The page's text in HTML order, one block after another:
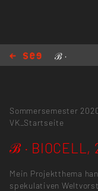
ℬ ·
Sommersemester
VK_Startseite
ℬ · BIOCELL,
Mein Projektthema
spekulativen